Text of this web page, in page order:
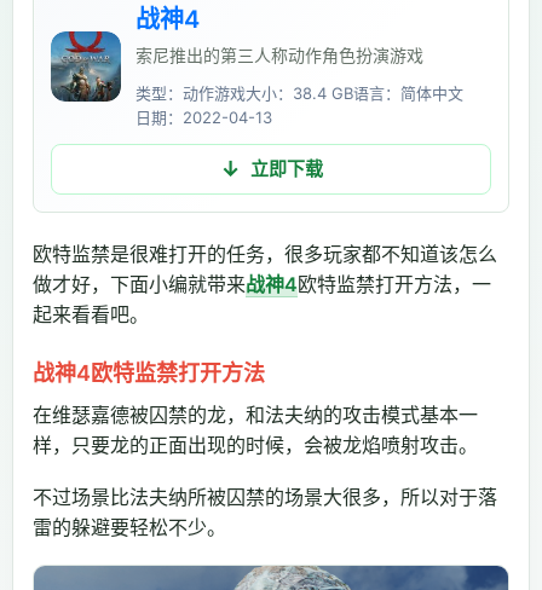
战神4
索尼推出的第三人称动作角色扮演游戏
类型：动作游戏大小：38.4 GB语言：简体中文
日期：2022-04-13
立即下载
欧特监禁是很难打开的任务，很多玩家都不知道该怎么
做才好，下面小编就带来战神4欧特监禁打开方法，一
起来看看吧。
战神4欧特监禁打开方法
在维瑟嘉德被囚禁的龙，和法夫纳的攻击模式基本一
样，只要龙的正面出现的时候，会被龙焰喷射攻击。
不过场景比法夫纳所被囚禁的场景大很多，所以对于落
雷的躲避要轻松不少。